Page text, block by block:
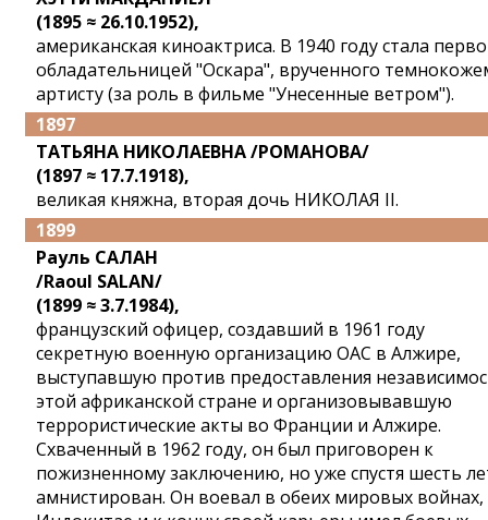
(1895 ≈ 26.10.1952),
американская киноактриса. В 1940 году стала
обладательницей "Оскара", врученного
артисту (за роль в фильме "Унесенные ветром").
1897
ТАТЬЯНА НИКОЛАЕВНА /РОМАНОВА/
(1897 ≈ 17.7.1918),
великая княжна, вторая дочь НИКОЛАЯ II.
1899
Рауль САЛАН
/Raoul SALAN/
(1899 ≈ 3.7.1984),
французский офицер, создавший в 1961 году
секретную военную организацию ОАС в Алжире,
выступавшую против предоставления
этой африканской стране и организовывавшую
террористические акты во Франции и Алжире.
Схваченный в 1962 году, он был приговорен к
пожизненному заключению, но уже спустя шесть
амнистирован. Он воевал в обеих мировых войнах,